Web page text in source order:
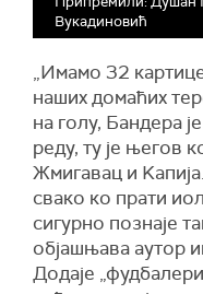
Вукадиновић
„Имамо 32
наших домаћих
на голу, Бандера
реду, ту је његов
Жмигавац и
свако ко прати
сигурно познаје
објашњава аутор
Додаје